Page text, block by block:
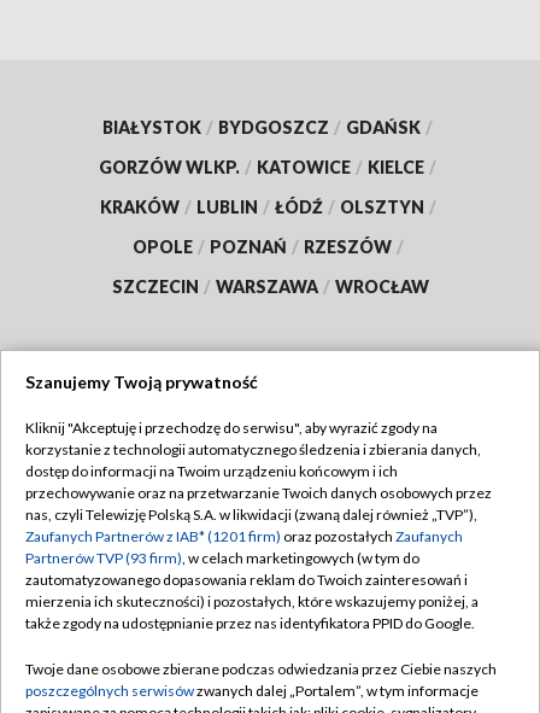
BIAŁYSTOK / BYDGOSZCZ / GDAŃSK /
GORZÓW WLKP. / KATOWICE / KIELCE /
KRAKÓW / LUBLIN / ŁÓDŹ / OLSZTYN /
OPOLE / POZNAŃ / RZESZÓW /
SZCZECIN / WARSZAWA / WROCŁAW
TVP
Abonament TVP
Emisja w TVP
Centrum informacji TVP
Naziemna Telewizja Cyfrowa
Rada Programowa
Regulamin TVP
Polityka prywatności
Moje zgody
Pomoc
Kontakt
Szanujemy Twoją prywatność
Kliknij "Akceptuję i przechodzę do serwisu", aby wyrazić zgody na
korzystanie z technologii automatycznego śledzenia i zbierania danych,
dostęp do informacji na Twoim urządzeniu końcowym i ich
przechowywanie oraz na przetwarzanie Twoich danych osobowych przez
nas, czyli Telewizję Polską S.A. w likwidacji (zwaną dalej również „TVP”),
Zaufanych Partnerów z IAB* (1201 firm) oraz pozostałych Zaufanych
Partnerów TVP (93 firm), w celach marketingowych (w tym do
zautomatyzowanego dopasowania reklam do Twoich zainteresowań i
mierzenia ich skuteczności) i pozostałych, które wskazujemy poniżej, a
także zgody na udostępnianie przez nas identyfikatora PPID do Google.
Twoje dane osobowe zbierane podczas odwiedzania przez Ciebie naszych
poszczególnych serwisówzwanych dalej „Portalem”, w tym informacje